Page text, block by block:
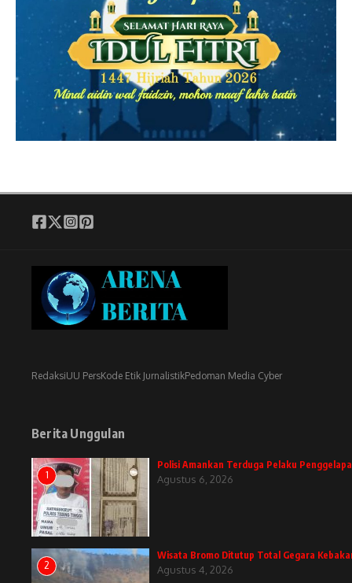
RedaksiUU PersKode Etik JurnalistikPedoman Media Cyber
Berita Unggulan
1
Polisi Amankan Terduga Pelaku
Agustus 6, 2026
2
Wisata Bromo Ditutup Total Gegara
Agustus 4, 2026